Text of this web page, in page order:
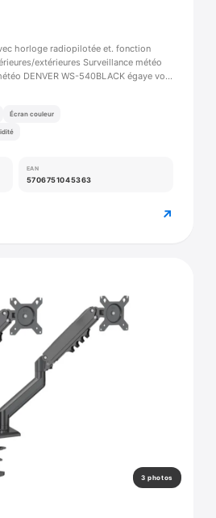
horloge radiopilotée et. fonction
extérieures Surveillance météo
DENVER WS-540BLACK égaye vos
Écran couleur
EAN
5706751045363
↗
3 photos